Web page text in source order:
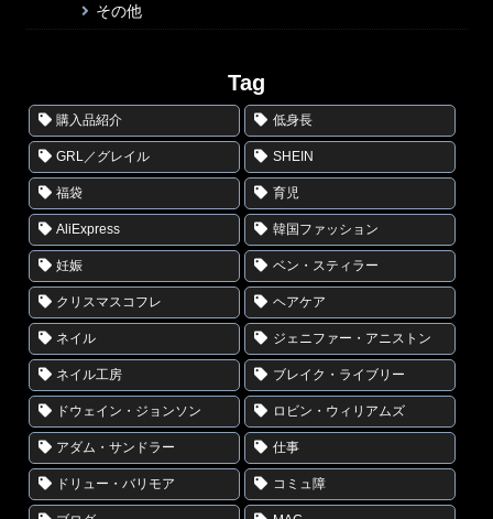
その他
Tag
購入品紹介 低身長
GRL／グレイル SHEIN
福袋 育児
AliExpress 韓国ファッション
妊娠 ベン・スティラー
クリスマスコフレ ヘアケア
ネイル ジェニファー・アニストン
ネイル工房 ブレイク・ライブリー
ドウェイン・ジョンソン ロビン・ウィリアムズ
アダム・サンドラー 仕事
ドリュー・バリモア コミュ障